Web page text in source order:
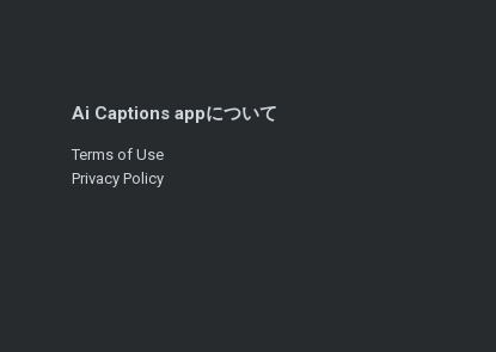
Ai Captions appについて
Terms of Use
Privacy Policy